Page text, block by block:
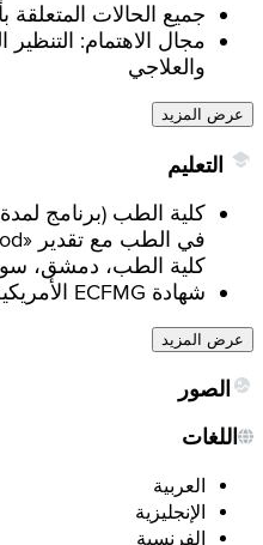
جميع الحالات
مجال الاهتمام:
والعلاجي
عرض المزيد
التعليم
كلية الطب، دمشق،
شهادة ECFMG الأمريكية - القسم الطبي.
عرض المزيد
الصور
اللغات
العربية
الإنجليزية
الفرنسية